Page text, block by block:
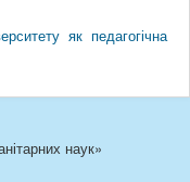
як педагогічна
наук»